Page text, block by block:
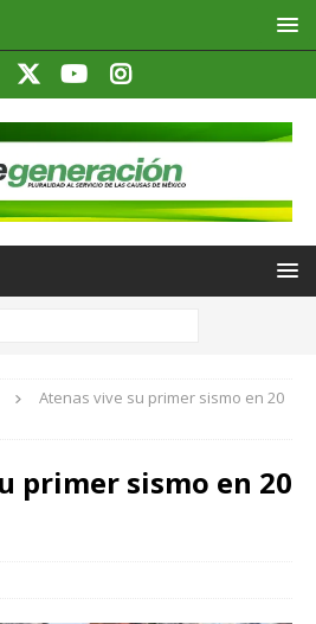
Atenas vive su primer sismo en 20
primer sismo en 20